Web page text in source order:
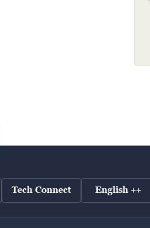
Tech Connect English ++